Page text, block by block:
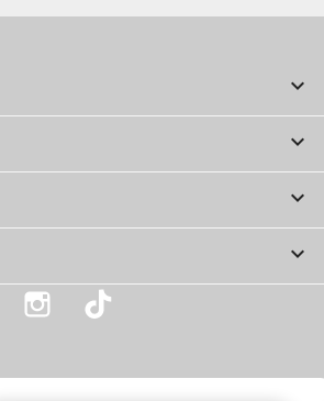




Pinterest Instagram